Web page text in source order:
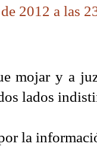
2012 a las
mojar y a
lados
la